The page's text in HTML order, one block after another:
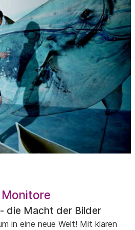
die Macht der Bilder
in eine neue Welt! Mit klaren